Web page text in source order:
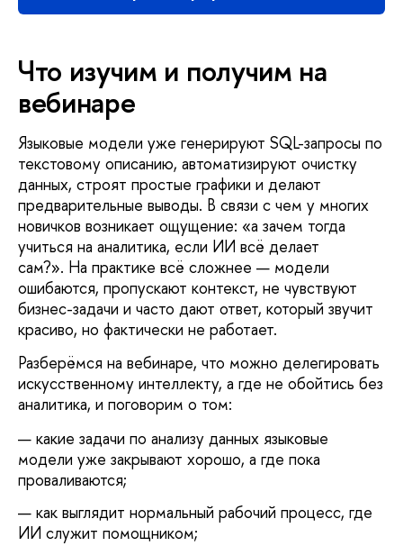
Что изучим и получим на
ебинаре
Языковые модели уже генерируют SQL-запросы по
текстовому описанию, автоматизируют очистку
данных, строят простые графики и делают
предварительные выводы. В связи с чем у многих
новичков возникает ощущение: «а зачем тогда
учиться на аналитика, если ИИ всё делает
сам?». На практике всё сложнее — модели
ошибаются, пропускают контекст, не чувствуют
изнес-задачи и часто дают ответ, который звучит
красиво, но фактически не работает.
Разберёмся на вебинаре, что можно делегировать
искусственному интеллекту, а где не обойтись без
аналитика, и поговорим о том:
какие задачи по анализу данных языковые
модели уже закрывают хорошо, а где пока
проваливаются;
как выглядит нормальный рабочий процесс, где
ИИ служит помощником;